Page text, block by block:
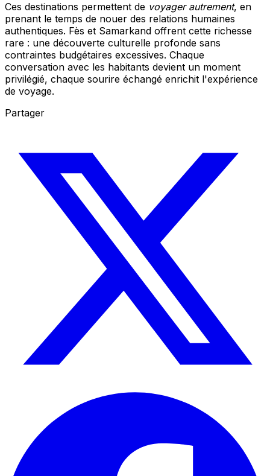
Ces destinations permettent de voyager autrement, en
prenant le temps de nouer des relations humaines
authentiques. Fès et Samarkand offrent cette richesse
rare : une découverte culturelle profonde sans
contraintes budgétaires excessives. Chaque
conversation avec les habitants devient un moment
privilégié, chaque sourire échangé enrichit l'expérience
de voyage.
Partager